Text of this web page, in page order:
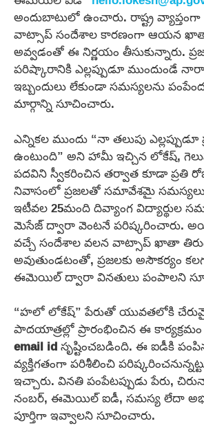
అందుబాటులో ఉంచారు. రాష్ట్ర వ్యాప్తంగా
వాట్సాప్ సందేశాల కారణంగా ఆయన ఖాతా
అవ్వడంతో ఈ నిర్ణయం తీసుకున్నారు.
పరిష్కారానికి ఎల్లప్పుడూ ముందుండే
ఇబ్బందులు లేకుండా సమస్యలను
మార్గాన్ని సూచించారు.
ఎన్నికల ముందు “నా తలుపు
ఉంటుంది” అని హామీ ఇచ్చిన లోకేష్,
పదవిని స్వీకరించిన తర్వాత కూడా ప్రతి
నివాసంలో ప్రజలతో సమావేశమై సమస్యలు
ఇటీవల 25మంది దివ్యాంగ విద్యార్థుల
మెసేజ్ ద్వారా వెంటనే పరిష్కరించారు.
వచ్చే సందేశాల వలన వాట్సాప్ ఖాతా
అవుతుండటంతో, ప్రజలకు అసౌకర్యం
ఈమెయిల్ ద్వారా వినతులు పంపాలని
“హలో లోకేష్” పేరుతో యువతలోకి
పాదయాత్రల్లో ప్రారంభించిన ఈ
email idసృష్టించబడింది. ఈ ఐడీకి
వ్యక్తిగతంగా పరిశీలించి
ఇచ్చారు. వినతి పంపేటప్పుడు పేరు,
నంబర్, ఈమెయిల్ ఐడీ, సమస్య లేదా
పూర్తిగా ఇవ్వాలని సూచించారు.